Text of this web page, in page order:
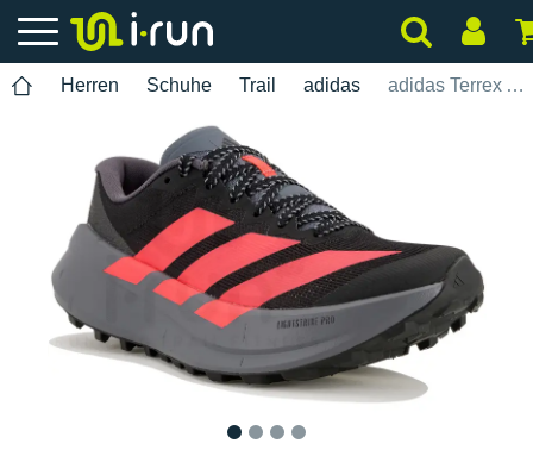
Herren Schuhe Trail adidas adidas Terrex Agravic SL Herren